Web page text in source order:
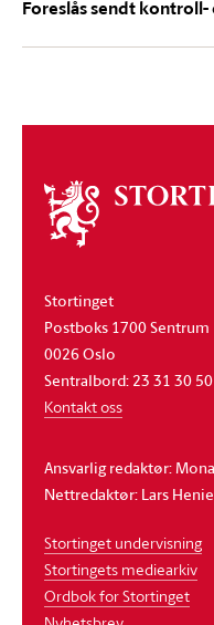
Foreslås sendt
Om
stortinget
Stortinget
Postboks 1700 Sentrum
0026 Oslo
Sentralbord: 23 31 30 50
Kontakt oss
Ansvarlig redaktør:
Nettredaktør: Lars
Stortinget undervisning
Stortingets mediearkiv
Ordbok for Stortinget